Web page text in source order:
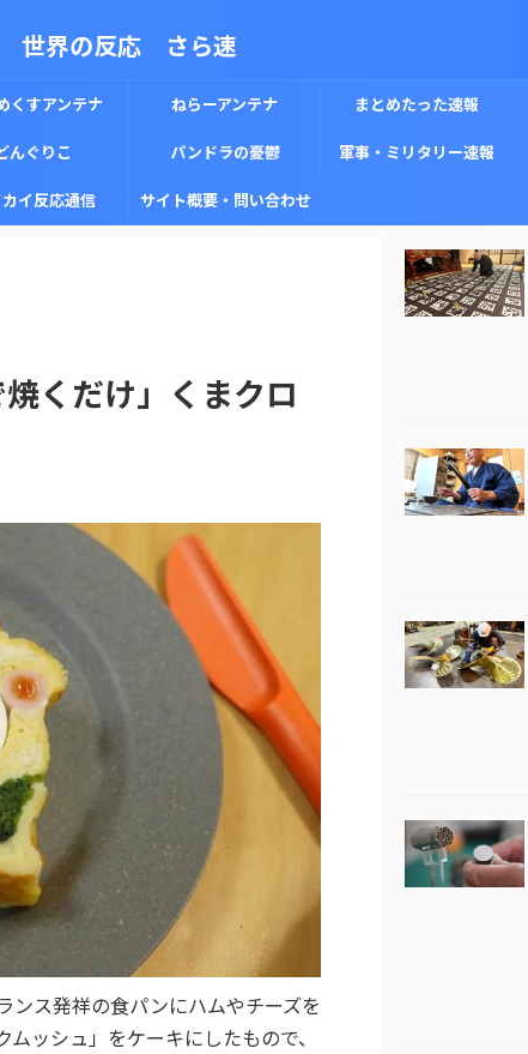
世界の反応 さら速
くすアンテナ ねらーアンテナ まとめたった速報
んぐりこ パンドラの憂鬱 軍事・ミリタリー速報
イ反応通信 サイト概要・問い合わせ
くだけ」くまクロ
ンス発祥の食パンにハムやチーズを
ッシュ」をケーキにしたもので、